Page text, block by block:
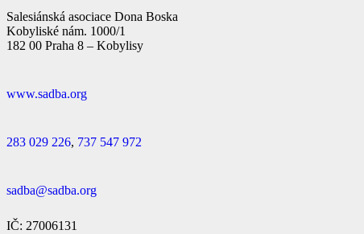
Salesiánská asociace Dona Boska
Kobyliské nám. 1000/1
182 00 Praha 8 – Kobylisy
www.sadba.org
283 029 226, 737 547 972
sadba@sadba.org
IČ: 27006131